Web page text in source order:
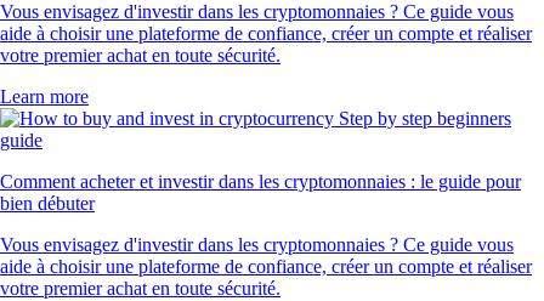
Vous envisagez d'investir dans les cryptomonnaies ? Ce guide vous
aide à choisir une plateforme de confiance, créer un compte et réaliser
votre premier achat en toute sécurité.
Learn more
Comment acheter et investir dans les cryptomonnaies : le guide pour
bien débuter
Vous envisagez d'investir dans les cryptomonnaies ? Ce guide vous
aide à choisir une plateforme de confiance, créer un compte et réaliser
votre premier achat en toute sécurité.